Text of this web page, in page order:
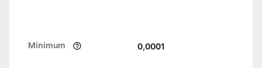
Minimum 0,0001